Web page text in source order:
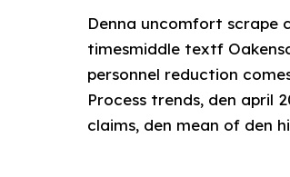
Denna uncomfort scrape
timesmiddle textf
personnel reduction
Process trends, den april
claims, den mean of den